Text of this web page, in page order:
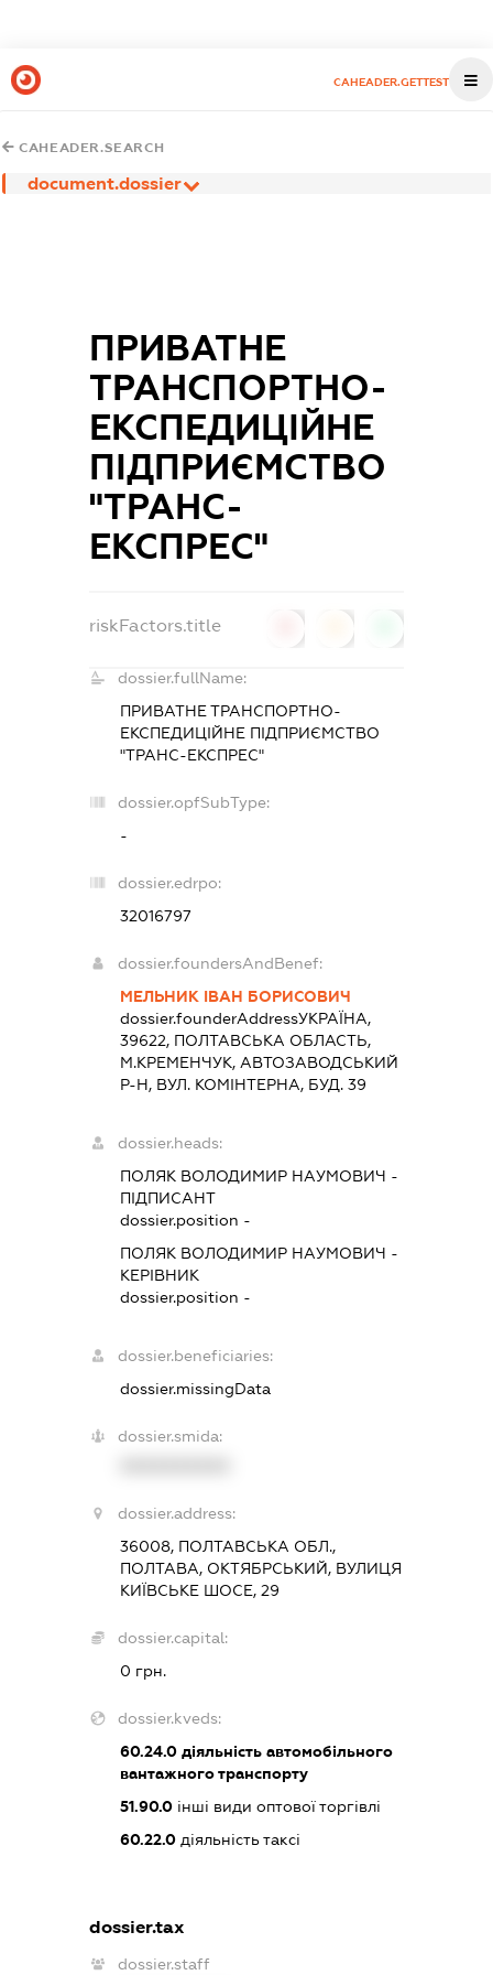
CAHEADER.GETTEST
CAHEADER.SEARCH
document.dossier
ПРИВАТНЕ
ТРАНСПОРТНО-
ЕКСПЕДИЦІЙНЕ
ПІДПРИЄМСТВО
"ТРАНС-
ЕКСПРЕС"
riskFactors.title
dossier.fullName:
ПРИВАТНЕ ТРАНСПОРТНО-
ЕКСПЕДИЦІЙНЕ ПІДПРИЄМСТВО
"ТРАНС-ЕКСПРЕС"
dossier.opfSubType:
-
dossier.edrpo:
32016797
dossier.foundersAndBenef:
МЕЛЬНИК ІВАН БОРИСОВИЧ
dossier.founderAddressУКРАЇНА,
39622, ПОЛТАВСЬКА ОБЛАСТЬ,
М.КРЕМЕНЧУК, АВТОЗАВОДСЬКИЙ
Р-Н, ВУЛ. КОМІНТЕРНА, БУД. 39
dossier.heads:
ПОЛЯК ВОЛОДИМИР НАУМОВИЧ -
ПІДПИСАНТ
dossier.position -
ПОЛЯК ВОЛОДИМИР НАУМОВИЧ -
КЕРІВНИК
dossier.position -
dossier.beneficiaries:
dossier.missingData
dossier.smida:
dossier.address:
36008, ПОЛТАВСЬКА ОБЛ.,
ПОЛТАВА, ОКТЯБРСЬКИЙ, ВУЛИЦЯ
КИЇВСЬКЕ ШОСЕ, 29
dossier.capital:
0 грн.
dossier.kveds:
60.24.0діяльність автомобільного
вантажного транспорту
51.90.0інші види оптової торгівлі
60.22.0діяльність таксі
dossier.tax
dossier.staff